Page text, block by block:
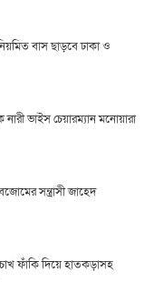
বাস ছাড়বে ঢাকা ও
নারী ভাইস চেয়ারম্যান মনোয়ারা
সন্ত্রাসী জাহেদ
ফাঁকি দিয়ে হাতকড়াসহ